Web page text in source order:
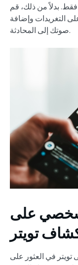
بدلاً من ذلك، قم
التغريدات وإضافة
صوتك إلى المحادثة.
على
تويتر
في العثور على